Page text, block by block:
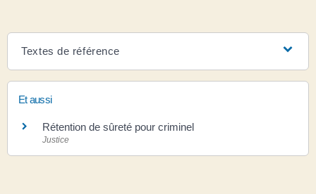
Textes de référence
Et aussi
Rétention de sûreté pour criminel
Justice